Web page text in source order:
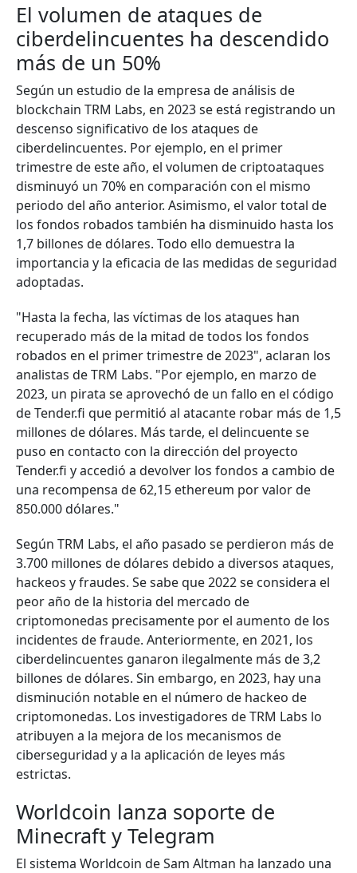
El volumen de ataques de
ciberdelincuentes ha descendido
más de un 50%
Según un estudio de la empresa de análisis de
blockchain TRM Labs, en 2023 se está registrando un
descenso significativo de los ataques de
ciberdelincuentes. Por ejemplo, en el primer
trimestre de este año, el volumen de criptoataques
disminuyó un 70% en comparación con el mismo
periodo del año anterior. Asimismo, el valor total de
los fondos robados también ha disminuido hasta los
1,7 billones de dólares. Todo ello demuestra la
importancia y la eficacia de las medidas de seguridad
adoptadas.
"Hasta la fecha, las víctimas de los ataques han
recuperado más de la mitad de todos los fondos
robados en el primer trimestre de 2023", aclaran los
analistas de TRM Labs. "Por ejemplo, en marzo de
2023, un pirata se aprovechó de un fallo en el código
de Tender.fi que permitió al atacante robar más de 1,5
millones de dólares. Más tarde, el delincuente se
puso en contacto con la dirección del proyecto
Tender.fi y accedió a devolver los fondos a cambio de
una recompensa de 62,15 ethereum por valor de
850.000 dólares."
Según TRM Labs, el año pasado se perdieron más de
3.700 millones de dólares debido a diversos ataques,
hackeos y fraudes. Se sabe que 2022 se considera el
peor año de la historia del mercado de
criptomonedas precisamente por el aumento de los
incidentes de fraude. Anteriormente, en 2021, los
ciberdelincuentes ganaron ilegalmente más de 3,2
billones de dólares. Sin embargo, en 2023, hay una
disminución notable en el número de hackeo de
criptomonedas. Los investigadores de TRM Labs lo
atribuyen a la mejora de los mecanismos de
ciberseguridad y a la aplicación de leyes más
estrictas.
Worldcoin lanza soporte de
Minecraft y Telegram
El sistema Worldcoin de Sam Altman ha lanzado una